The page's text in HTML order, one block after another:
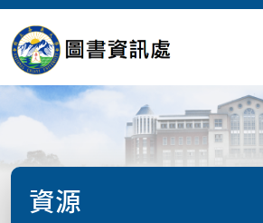
資源